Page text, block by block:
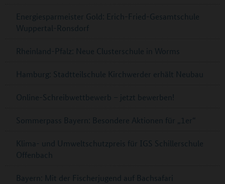
Energiesparmeister Gold: Erich-Fried-Gesamtschule
Wuppertal-Ronsdorf
Rheinland-Pfalz: Neue Clusterschule in Worms
Hamburg: Stadtteilschule Kirchwerder erhält Neubau
Online-Schreibwettbewerb – jetzt bewerben!
Sommerpass Bayern: Besondere Aktionen für „1er“
Klima- und Umweltschutzpreis für IGS Schillerschule
Offenbach
Bayern: Mit der Fischerjugend auf Bachsafari